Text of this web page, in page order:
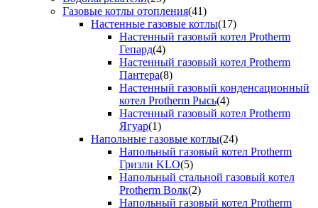
Газовые котлы отопления(41)
Настенные газовые котлы(17)
Настенный газовый котел Protherm
Гепард(4)
Настенный газовый котел Protherm
Пантера(8)
Настенный газовый конденсационный
котел Protherm Рысь(4)
Настенный газовый котел Protherm
Ягуар(1)
Напольные газовые котлы(24)
Напольный газовый котел Protherm
Гризли KLO(5)
Напольный стальной газовый котел
Protherm Волк(2)
Напольный газовый котел Protherm